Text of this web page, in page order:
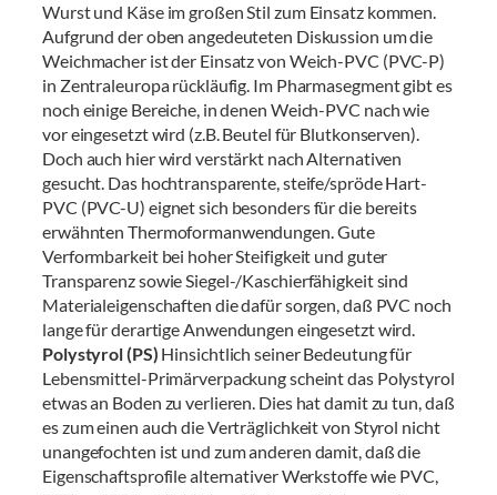
Wurst und Käse im großen Stil zum Einsatz kommen.
Aufgrund der oben angedeuteten Diskussion um die
Weichmacher ist der Einsatz von Weich-PVC (PVC-P)
in Zentraleuropa rückläufig. Im Pharmasegment gibt es
noch einige Bereiche, in denen Weich-PVC nach wie
vor eingesetzt wird (z.B. Beutel für Blutkonserven).
Doch auch hier wird verstärkt nach Alternativen
gesucht. Das hochtransparente, steife/spröde Hart-
PVC (PVC-U) eignet sich besonders für die bereits
erwähnten Thermoformanwendungen. Gute
Verformbarkeit bei hoher Steifigkeit und guter
Transparenz sowie Siegel-/Kaschierfähigkeit sind
Materialeigenschaften die dafür sorgen, daß PVC noch
lange für derartige Anwendungen eingesetzt wird.
Polystyrol (PS) Hinsichtlich seiner Bedeutung für
Lebensmittel-Primärverpackung scheint das Polystyrol
etwas an Boden zu verlieren. Dies hat damit zu tun, daß
es zum einen auch die Verträglichkeit von Styrol nicht
unangefochten ist und zum anderen damit, daß die
Eigenschaftsprofile alternativer Werkstoffe wie PVC,